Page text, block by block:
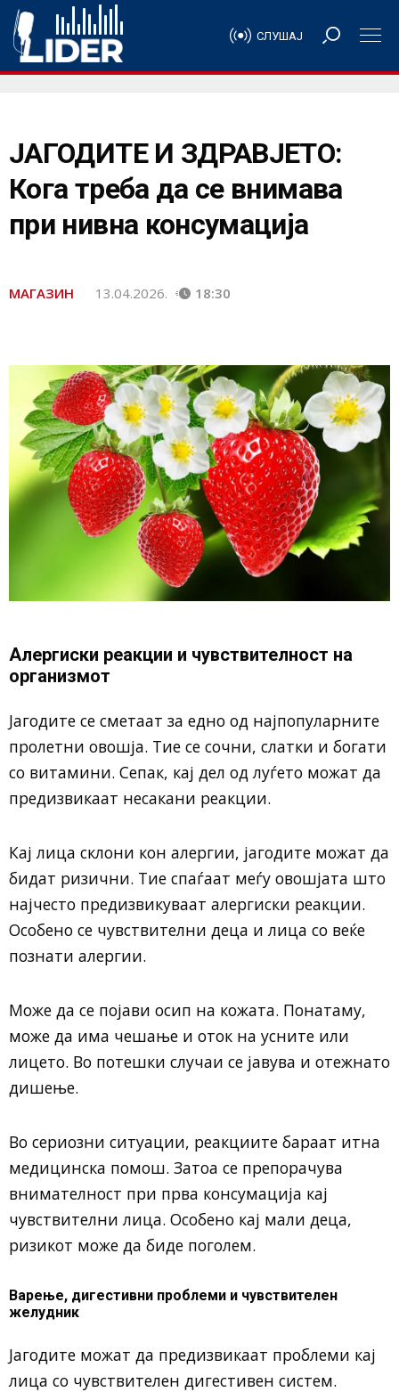
СЛУШАЈ
ЈАГОДИТЕ И ЗДРАВЈЕТО:
Кога треба да се внимава
при нивна консумација
МАГАЗИН 13.04.2026. 18:30
Алергиски реакции и чувствителност на
организмот
Јагодите се сметаат за едно од најпопуларните
пролетни овошја. Тие се сочни, слатки и богати
со витамини. Сепак, кај дел од луѓето можат да
предизвикаат несакани реакции.
Кај лица склони кон алергии, јагодите можат да
бидат ризични. Тие спаѓаат меѓу овошјата што
најчесто предизвикуваат алергиски реакции.
Особено се чувствителни деца и лица со веќе
познати алергии.
Може да се појави осип на кожата. Понатаму,
може да има чешање и оток на усните или
лицето. Во потешки случаи се јавува и отежнато
дишење.
Во сериозни ситуации, реакциите бараат итна
медицинска помош. Затоа се препорачува
внимателност при прва консумација кај
чувствителни лица. Особено кај мали деца,
ризикот може да биде поголем.
Варење, дигестивни проблеми и чувствителен
желудник
Јагодите можат да предизвикаат проблеми кај
лица со чувствителен дигестивен систем.